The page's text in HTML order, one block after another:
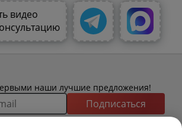
видео
наши лучшие предложения!
Подписаться